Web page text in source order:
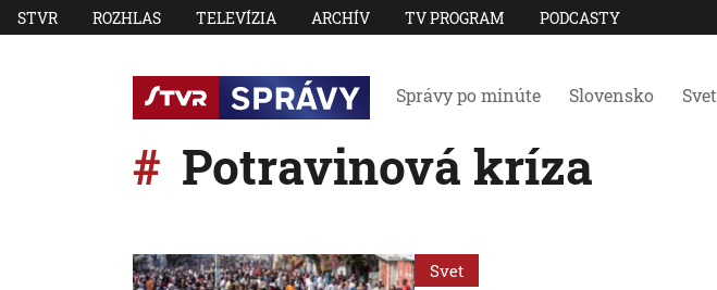
STVR ROZHLAS TELEVÍZIA ARCHÍV TV PROGRAM PODCASTY
Správy po minúte Slovensko Svet
Potravinová kríza
Svet